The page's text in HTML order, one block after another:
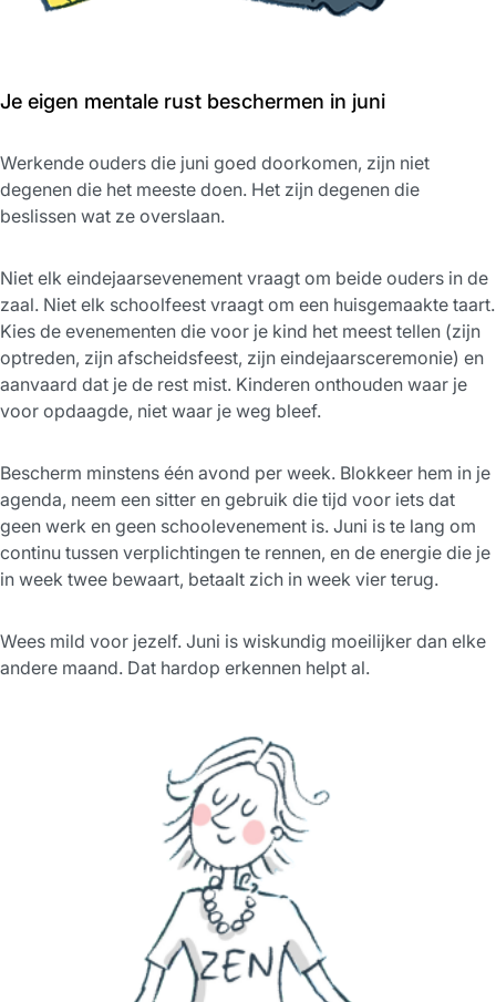
Je eigen mentale rust beschermen in juni
Werkende ouders die juni goed doorkomen, zijn niet
degenen die het meeste doen. Het zijn degenen die
beslissen wat ze overslaan.
Niet elk eindejaarsevenement vraagt om beide ouders in de
zaal. Niet elk schoolfeest vraagt om een huisgemaakte taart.
Kies de evenementen die voor je kind het meest tellen (zijn
optreden, zijn afscheidsfeest, zijn eindejaarsceremonie) en
aanvaard dat je de rest mist. Kinderen onthouden waar je
voor opdaagde, niet waar je weg bleef.
Bescherm minstens één avond per week. Blokkeer hem in je
agenda, neem een sitter en gebruik die tijd voor iets dat
geen werk en geen schoolevenement is. Juni is te lang om
continu tussen verplichtingen te rennen, en de energie die je
in week twee bewaart, betaalt zich in week vier terug.
Wees mild voor jezelf. Juni is wiskundig moeilijker dan elke
andere maand. Dat hardop erkennen helpt al.